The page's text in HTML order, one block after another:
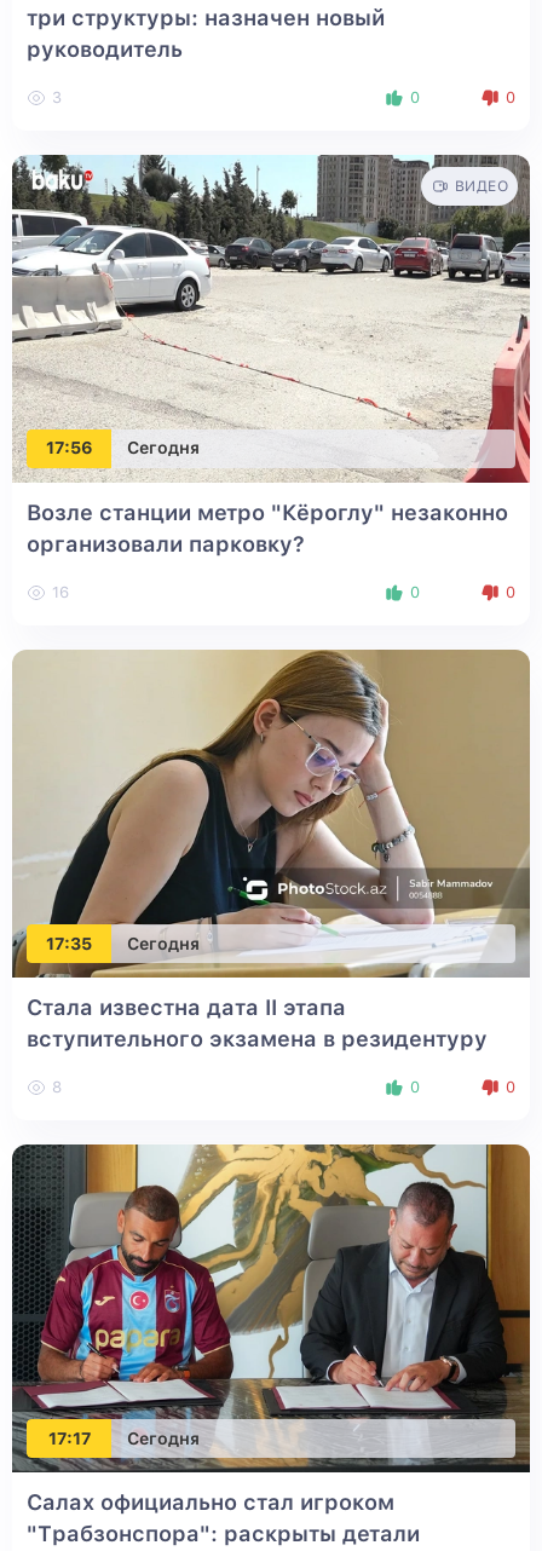
три структуры: назначен новый
руководитель
3 0 0
17:56 Сегодня
ВИДЕО
Возле станции метро "Кёроглу" незаконно
организовали парковку?
16 0 0
17:35 Сегодня
Стала известна дата II этапа
вступительного экзамена в резидентуру
8 0 0
17:17 Сегодня
Салах официально стал игроком
"Трабзонспора": раскрыты детали